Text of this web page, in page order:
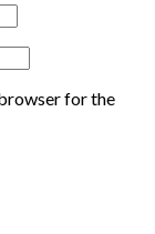
for the